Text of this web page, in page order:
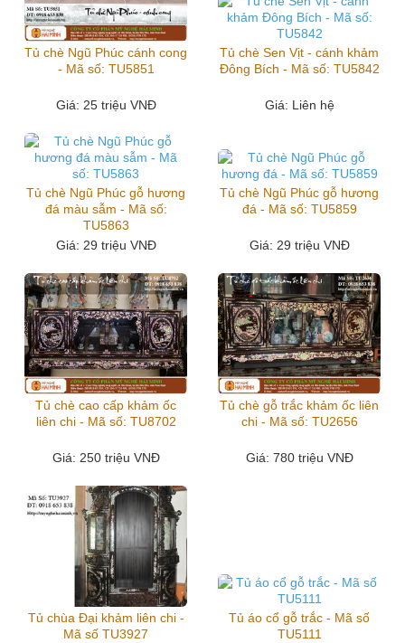
Tủ chè Ngũ Phúc cánh cong
- Mã số: TU5851
Giá: 25 triệu VNĐ
Tủ chè Sen Vịt - cánh khảm
Đông Bích - Mã số: TU5842
Giá: Liên hệ
Tủ chè Ngũ Phúc gỗ hương
đá màu sẫm - Mã số:
TU5863
Giá: 29 triệu VNĐ
Tủ chè Ngũ Phúc gỗ hương
đá - Mã số: TU5859
Giá: 29 triệu VNĐ
Tủ chè cao cấp khảm ốc
liên chi - Mã số: TU8702
Giá: 250 triệu VNĐ
Tủ chè gỗ trắc khảm ốc liên
chi - Mã số: TU2656
Giá: 780 triệu VNĐ
Tủ chùa Đại khảm liên chi -
Mã số TU3927
Tủ áo cổ gỗ trắc - Mã số
TU5111